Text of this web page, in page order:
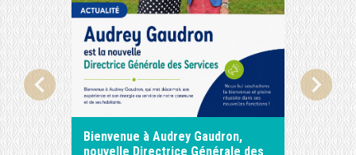
Bienvenue à Audrey Gaudron,
nouvelle Directrice Générale des
chevron_left chevron_right